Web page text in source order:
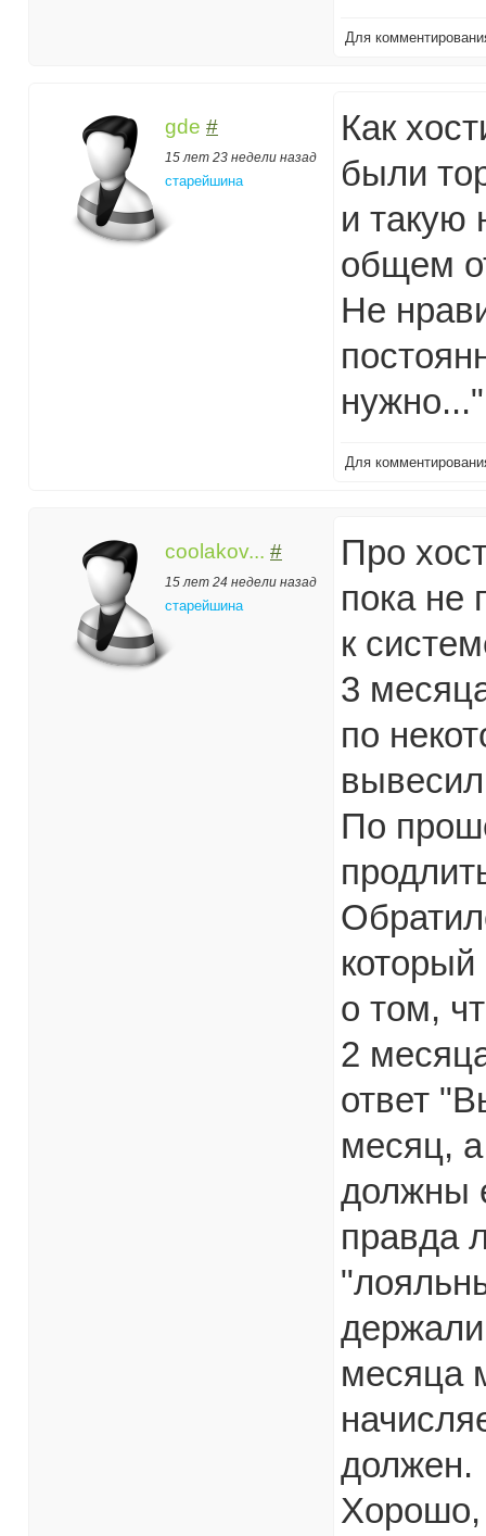
Для
gde #
15 лет 23 недели назад
старейшина
Как
были
и такую
общем
Не
Для
coolakov... #
15 лет 24 недели назад
старейшина
Про
пока не
к
3
по
По
о том,
2
ответ
месяц,
должны
правда
месяца
должен.
Хорошо,